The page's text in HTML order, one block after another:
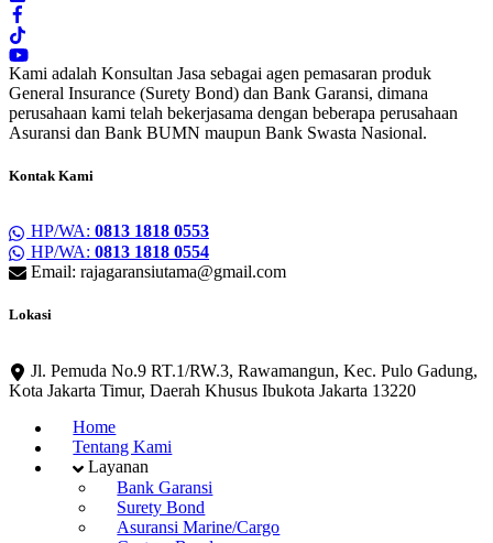
Kami adalah Konsultan Jasa sebagai agen pemasaran produk
General Insurance (Surety Bond) dan Bank Garansi, dimana
perusahaan kami telah bekerjasama dengan beberapa perusahaan
Asuransi dan Bank BUMN maupun Bank Swasta Nasional.
Kontak Kami
HP/WA: 0813 1818 0553
HP/WA: 0813 1818 0554
Email: rajagaransiutama@gmail.com
Lokasi
Jl. Pemuda No.9 RT.1/RW.3, Rawamangun, Kec. Pulo Gadung,
Kota Jakarta Timur, Daerah Khusus Ibukota Jakarta 13220
Home
Tentang Kami
Layanan
Bank Garansi
Surety Bond
Asuransi Marine/Cargo